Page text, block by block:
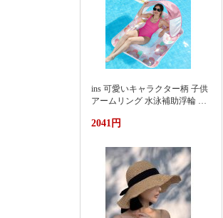
ins 可愛いキャラクター柄 子供
アームリング 水泳補助浮輪 プ
池遮阳蓬浮床充气浮排男女水
2041円